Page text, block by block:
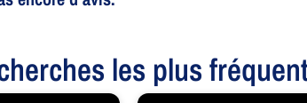
les plus